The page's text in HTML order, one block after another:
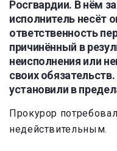
Росгвардии. В нём
исполнитель несёт
ответственность
причинённый в
неисполнения или
своих
установили в
Прокурор
недействительным.